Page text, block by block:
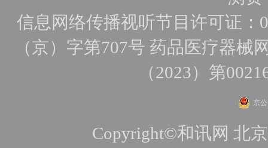
信息网络传播视听节目许可证：
（京）字第707号 药品医疗器械
（2023）第
京
Copyright©和讯网 北